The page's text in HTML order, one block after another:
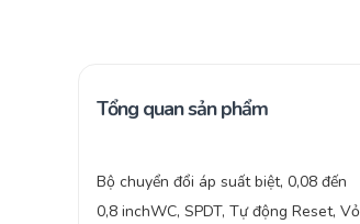
Tổng quan sản phẩm
Bộ chuyển đổi áp suất biệt, 0,08 đến
0,8 inchWC, SPDT, Tự động Reset, Vỏ